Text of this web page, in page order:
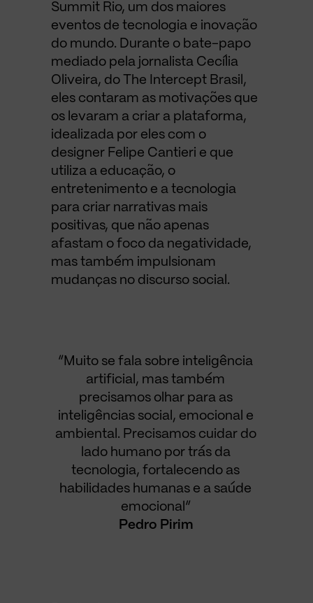
Summit Rio, um dos maiores
eventos de tecnologia e inovação
do mundo. Durante o bate-papo
mediado pela jornalista Cecília
Oliveira, do The Intercept Brasil,
eles contaram as motivações que
os levaram a criar a plataforma,
idealizada por eles com o
designer Felipe Cantieri e que
utiliza a educação, o
entretenimento e a tecnologia
para criar narrativas mais
positivas, que não apenas
afastam o foco da negatividade,
mas também impulsionam
mudanças no discurso social.
“Muito se fala sobre inteligência
artificial, mas também
precisamos olhar para as
inteligências social, emocional e
ambiental. Precisamos cuidar do
lado humano por trás da
tecnologia, fortalecendo as
habilidades humanas e a saúde
emocional”
Pedro Pirim